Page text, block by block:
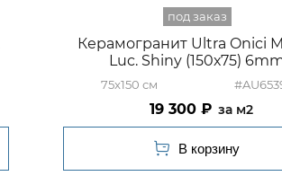
Керамогранит Ultra Onici
Luc. Shiny (150х75)
75x150
19 300 м2